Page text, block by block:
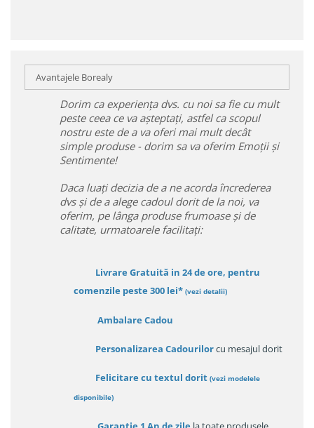
Avantajele Borealy
Dorim ca experiența dvs. cu noi sa fie cu mult
peste ceea ce va așteptați, astfel ca scopul
nostru este de a va oferi mai mult decât
simple produse - dorim sa va oferim Emoții și
Sentimente!
Daca luați decizia de a ne acorda încrederea
dvs și de a alege cadoul dorit de la noi, va
oferim, pe lânga produse frumoase și de
calitate, urmatoarele facilitați:
Livrare Gratuită in 24 de ore, pentru
comenzile peste 300 lei* (vezi detalii)
Ambalare Cadou
Personalizarea Cadourilorcu mesajul dorit
Felicitare cu textul dorit (vezi modelele
disponibile)